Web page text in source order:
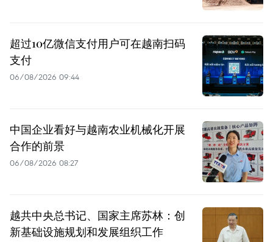
超过10亿微信支付用户可在越南扫码
支付
06/08/2026 09:44
中国企业看好与越南农业机械化开展
合作的前景
06/08/2026 08:27
越共中央总书记、国家主席苏林：创
新基础设施规划和发展组织工作